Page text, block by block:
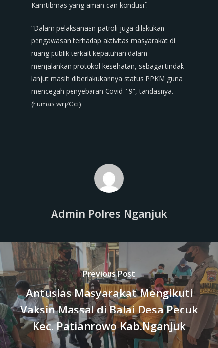
Kamtibmas yang aman dan kondusif.
“Dalam pelaksanaan patroli juga dilakukan
pengawasan terhadap aktivitas masyarakat di
ruang publik terkait kepatuhan dalam
menjalankan protokol kesehatan, sebagai tindak
lanjut masih diberlakukannya status PPKM guna
mencegah penyebaran Covid-19”, tandasnya.
(humas wrj/Oci)
Admin Polres Nganjuk
Previous Post
Antusias Masyarakat Mengikuti
Vaksin Massal di Balai Desa Pecuk
Kec. Patianrowo Kab.Nganjuk